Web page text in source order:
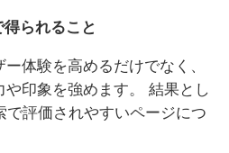
られること
体験を高めるだけでなく、
印象を強めます。 結果とし
で評価されやすいページにつ